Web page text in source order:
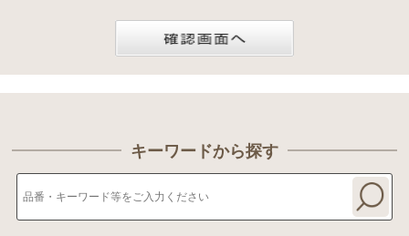
キーワードから探す